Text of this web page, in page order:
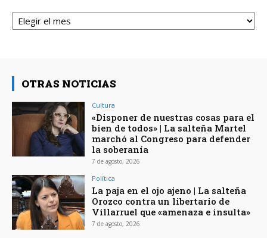
Archivos
OTRAS NOTICIAS
Cultura
«Disponer de nuestras cosas para el
bien de todos» | La salteña Martel
marchó al Congreso para defender
la soberanía
7 de agosto, 2026
Política
La paja en el ojo ajeno | La salteña
Orozco contra un libertario de
Villarruel que «amenaza e insulta»
7 de agosto, 2026